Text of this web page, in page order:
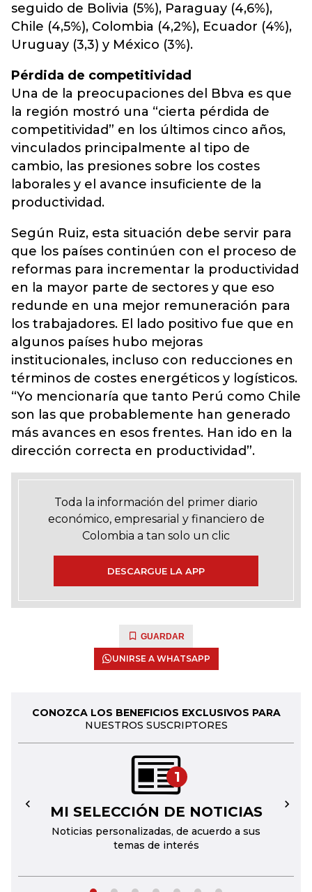
seguido de Bolivia (5%), Paraguay (4,6%),
Chile (4,5%), Colombia (4,2%), Ecuador (4%),
Uruguay (3,3) y México (3%).
Pérdida de competitividad
Una de la preocupaciones del Bbva es que
la región mostró una “cierta pérdida de
competitividad” en los últimos cinco años,
vinculados principalmente al tipo de
cambio, las presiones sobre los costes
laborales y el avance insuficiente de la
productividad.
Según Ruiz, esta situación debe servir para
que los países continúen con el proceso de
reformas para incrementar la productividad
en la mayor parte de sectores y que eso
redunde en una mejor remuneración para
los trabajadores. El lado positivo fue que en
algunos países hubo mejoras
institucionales, incluso con reducciones en
términos de costes energéticos y logísticos.
“Yo mencionaría que tanto Perú como Chile
son las que probablemente han generado
más avances en esos frentes. Han ido en la
dirección correcta en productividad”.
Toda la información del primer diario
económico, empresarial y financiero de
Colombia a tan solo un clic
DESCARGUE LA APP
GUARDAR
UNIRSE A WHATSAPP
CONOZCA LOS BENEFICIOS EXCLUSIVOS PARA
NUESTROS SUSCRIPTORES
1
MI SELECCIÓN DE NOTICIAS
Noticias personalizadas, de acuerdo a sus
temas de interés
← →